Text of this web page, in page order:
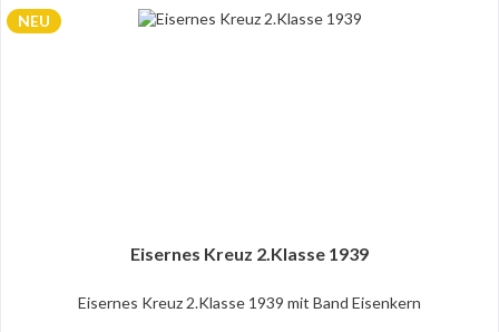
NEU
Eisernes Kreuz 2.Klasse 1939
Eisernes Kreuz 2.Klasse 1939 mit Band Eisenkern